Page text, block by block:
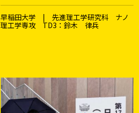
早稲田大学 | 先進理工学研究科 ナノ
理工学専攻 TD3：鈴木 律兵